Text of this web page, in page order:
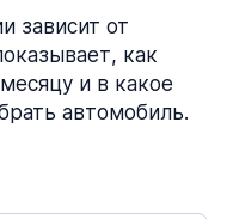
зависит от
как
и в какое
автомобиль.